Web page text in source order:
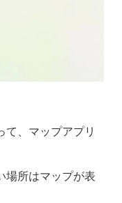
て、マップアプリ
場所はマップが表